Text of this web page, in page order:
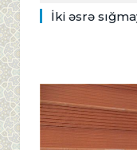
İki əsrə